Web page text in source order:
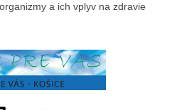
a ich vplyv na zdravie